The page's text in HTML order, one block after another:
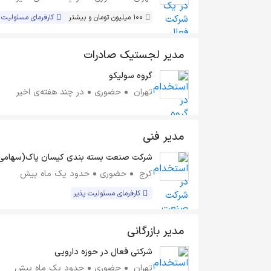
100 میلیون تومان و بیشتر کارفرمای
مدیر لجستیک صادرات
گروه سولیکو
تهران
حضوری در چند هفته‌ی اخیر
مدیر فنی
شرکت صنعت بسته بندی کیسان
خاص)
کرج حضوری حدود یک ماه پیش
کارفرمای مسئولیت پذیر
مدیر بازرگانی
شرکتی فعال در حوزه دارویی
تهران
حضوری حدود یک ماه پیش